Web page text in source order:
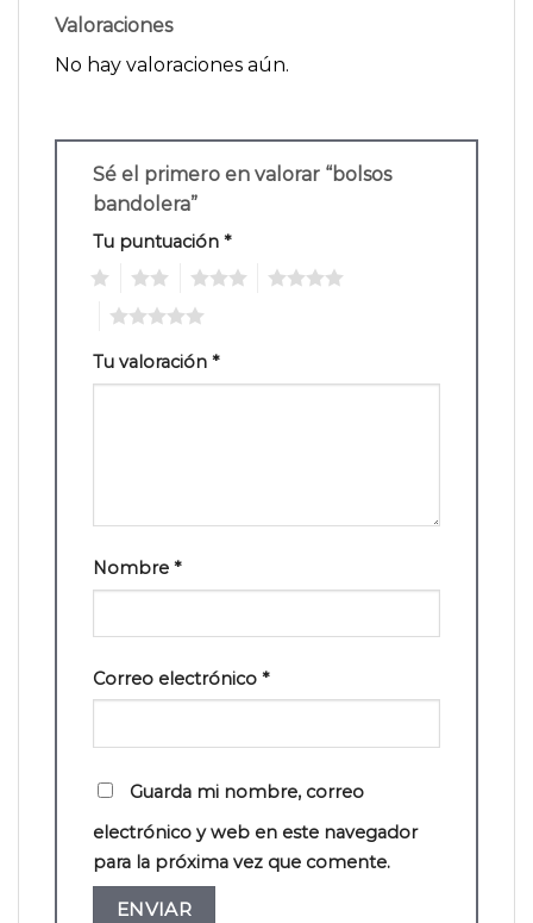
Valoraciones
No hay valoraciones aún.
Sé el primero en valorar “bolsos
bandolera”
Tu puntuación *
Tu valoración *
Nombre *
Correo electrónico *
Guarda mi nombre, correo
electrónico y web en este navegador
para la próxima vez que comente.